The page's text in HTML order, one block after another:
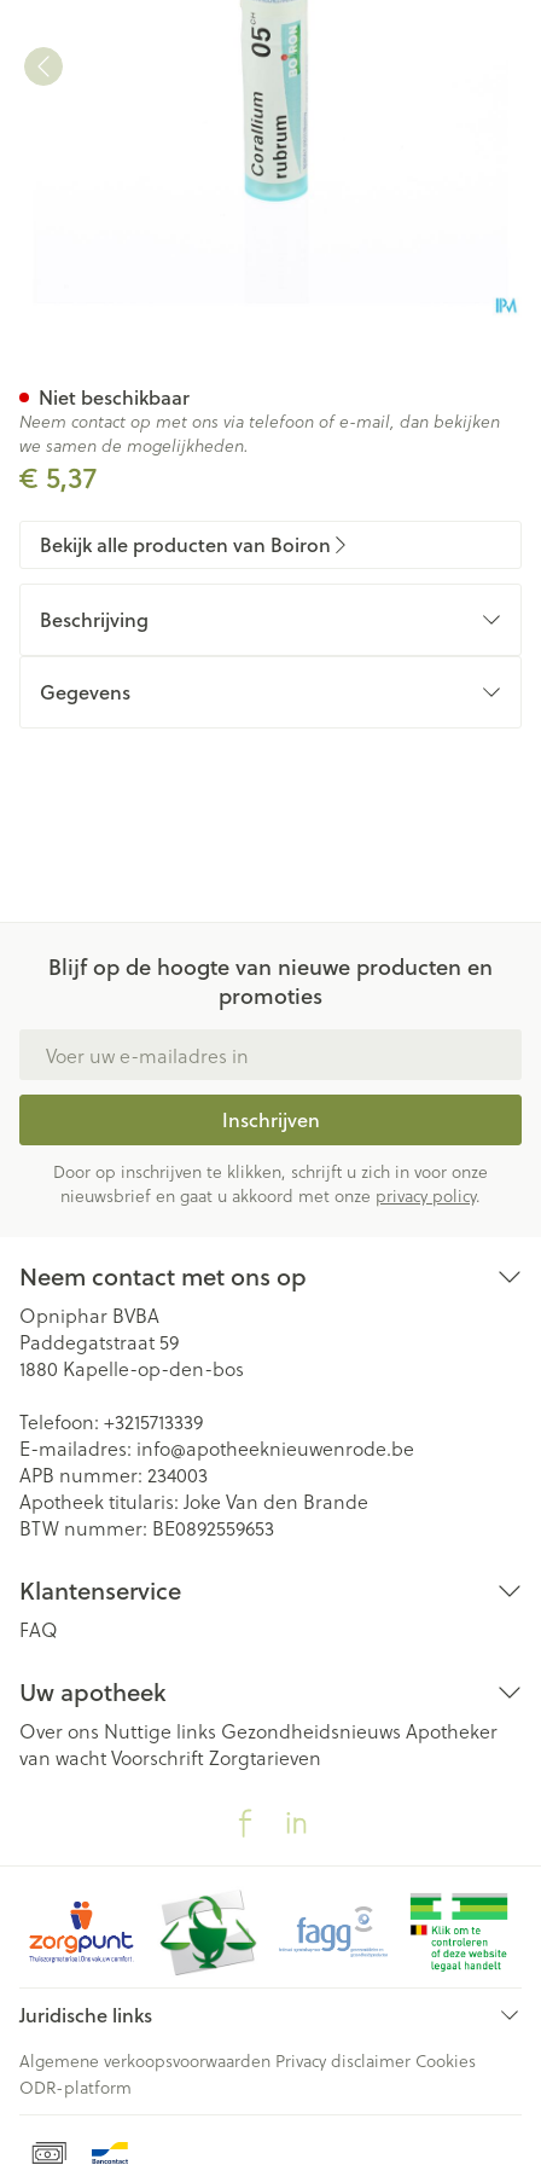
€ 5,37
Niet beschikbaar
Neem contact op met ons via telefoon of e-mail, dan bekijken
we samen de mogelijkheden.
Bekijk alle producten van Boiron
Beschrijving
Gegevens
Blijf op de hoogte van nieuwe producten en
promoties
Inschrijven
Door op inschrijven te klikken, schrijft u zich in voor onze
nieuwsbrief en gaat u akkoord met onze privacy policy.
Neem contact met ons op
Opniphar BVBA
Paddegatstraat 59
1880 Kapelle-op-den-bos
Telefoon: +3215713339
E-mailadres: info@apotheeknieuwenrode.be
APB nummer: 234003
Apotheek titularis: Joke Van den Brande
BTW nummer: BE0892559653
Klantenservice
FAQ
Uw apotheek
Over ons Nuttige links Gezondheidsnieuws Apotheker
van wachtVoorschriftZorgtarieven
Juridische links
Algemene verkoopsvoorwaarden Privacy disclaimer Cookies
ODR-platform